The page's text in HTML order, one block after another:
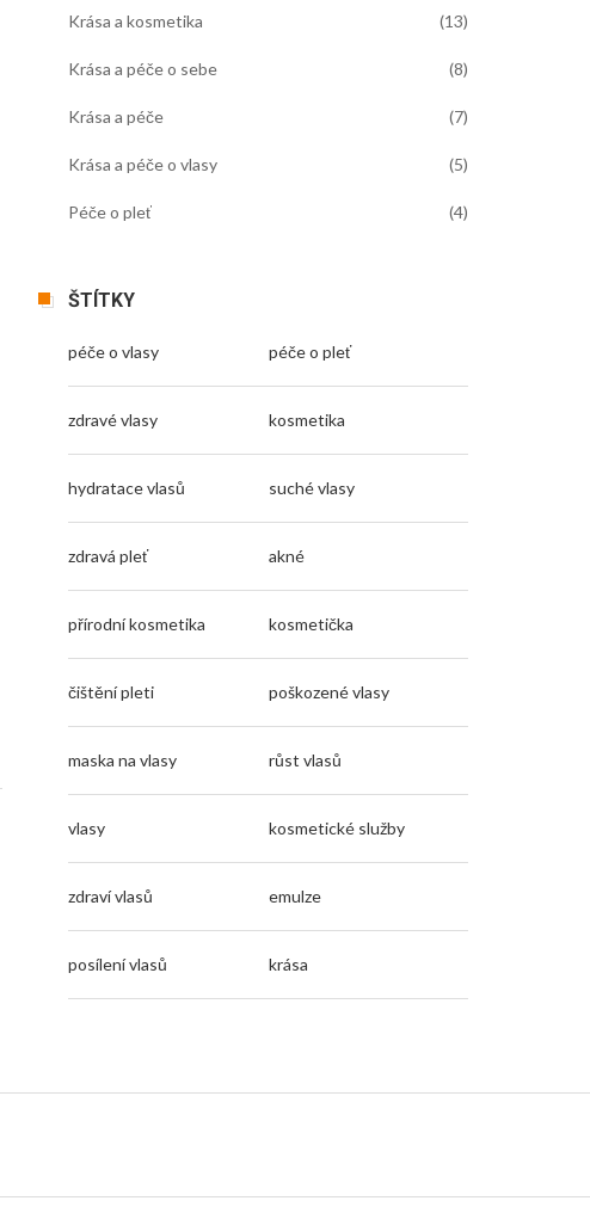
Krása a kosmetika (13)
Krása a péče o sebe (8)
Krása a péče (7)
Krása a péče o vlasy (5)
Péče o pleť (4)
ŠTÍTKY
péče o vlasy péče o pleť
zdravé vlasy kosmetika
hydratace vlasů suché vlasy
zdravá pleť akné
přírodní kosmetika kosmetička
čištění pleti poškozené vlasy
maska na vlasy růst vlasů
vlasy kosmetické služby
zdraví vlasů emulze
posílení vlasů krása